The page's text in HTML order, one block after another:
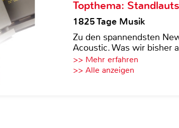
Topthema:
1825 Tage Musik
Zu den spannendsten
Acoustic. Was wir bisher
>> Mehr erfahren
>> Alle anzeigen